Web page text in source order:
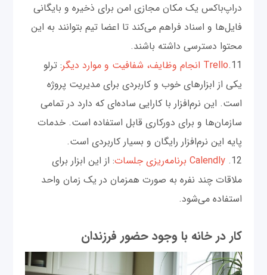
دراپ‌باکس یک مکان مجازی امن برای ذخیره و بایگانی
فایل‌ها و اسناد فراهم می‌کند تا اعضا تیم بتوانند به این
محتوا دسترسی داشته باشند.
11. Trello انجام وظایف، شفافیت و موارد دیگر
: ترلو
یکی از ابزارهای خوب و کاربردی برای مدیریت پروژه‌
است. این نرم‌افزار با کارایی ساده‌ای که دارد در تمامی‌
سازمان‌ها و برای دورکاری قابل استفاده است. خدمات
پایه این نرم‌افزار رایگان و بسیار کاربردی است.
12. Calendly برنامه‌ریزی جلسات
: از این ابزار برای
ملاقات چند نفره به صورت همزمان در یک زمان واحد
استفاده می‌شود.
کار در خانه با وجود حضور فرزندان